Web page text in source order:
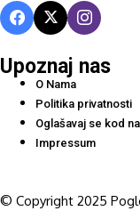
Upoznaj nas
O Nama
Politika privatnosti
Oglašavaj se kod
Impressum
© Copyright 2025